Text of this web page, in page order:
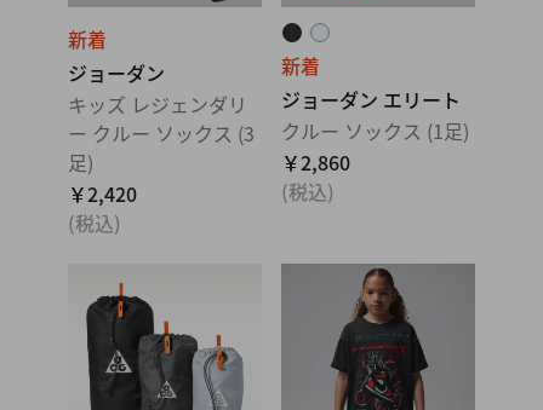
新着
ジョーダン
キッズ レジェンダリ
ー クルー ソックス (3
足)
￥2,420
(税込)
新着
ジョーダン エリート
クルー ソックス (1足)
￥2,860
(税込)